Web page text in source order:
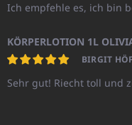
Ich empfehle es, ich bin
BIRGIT
Sehr gut! Riecht toll und